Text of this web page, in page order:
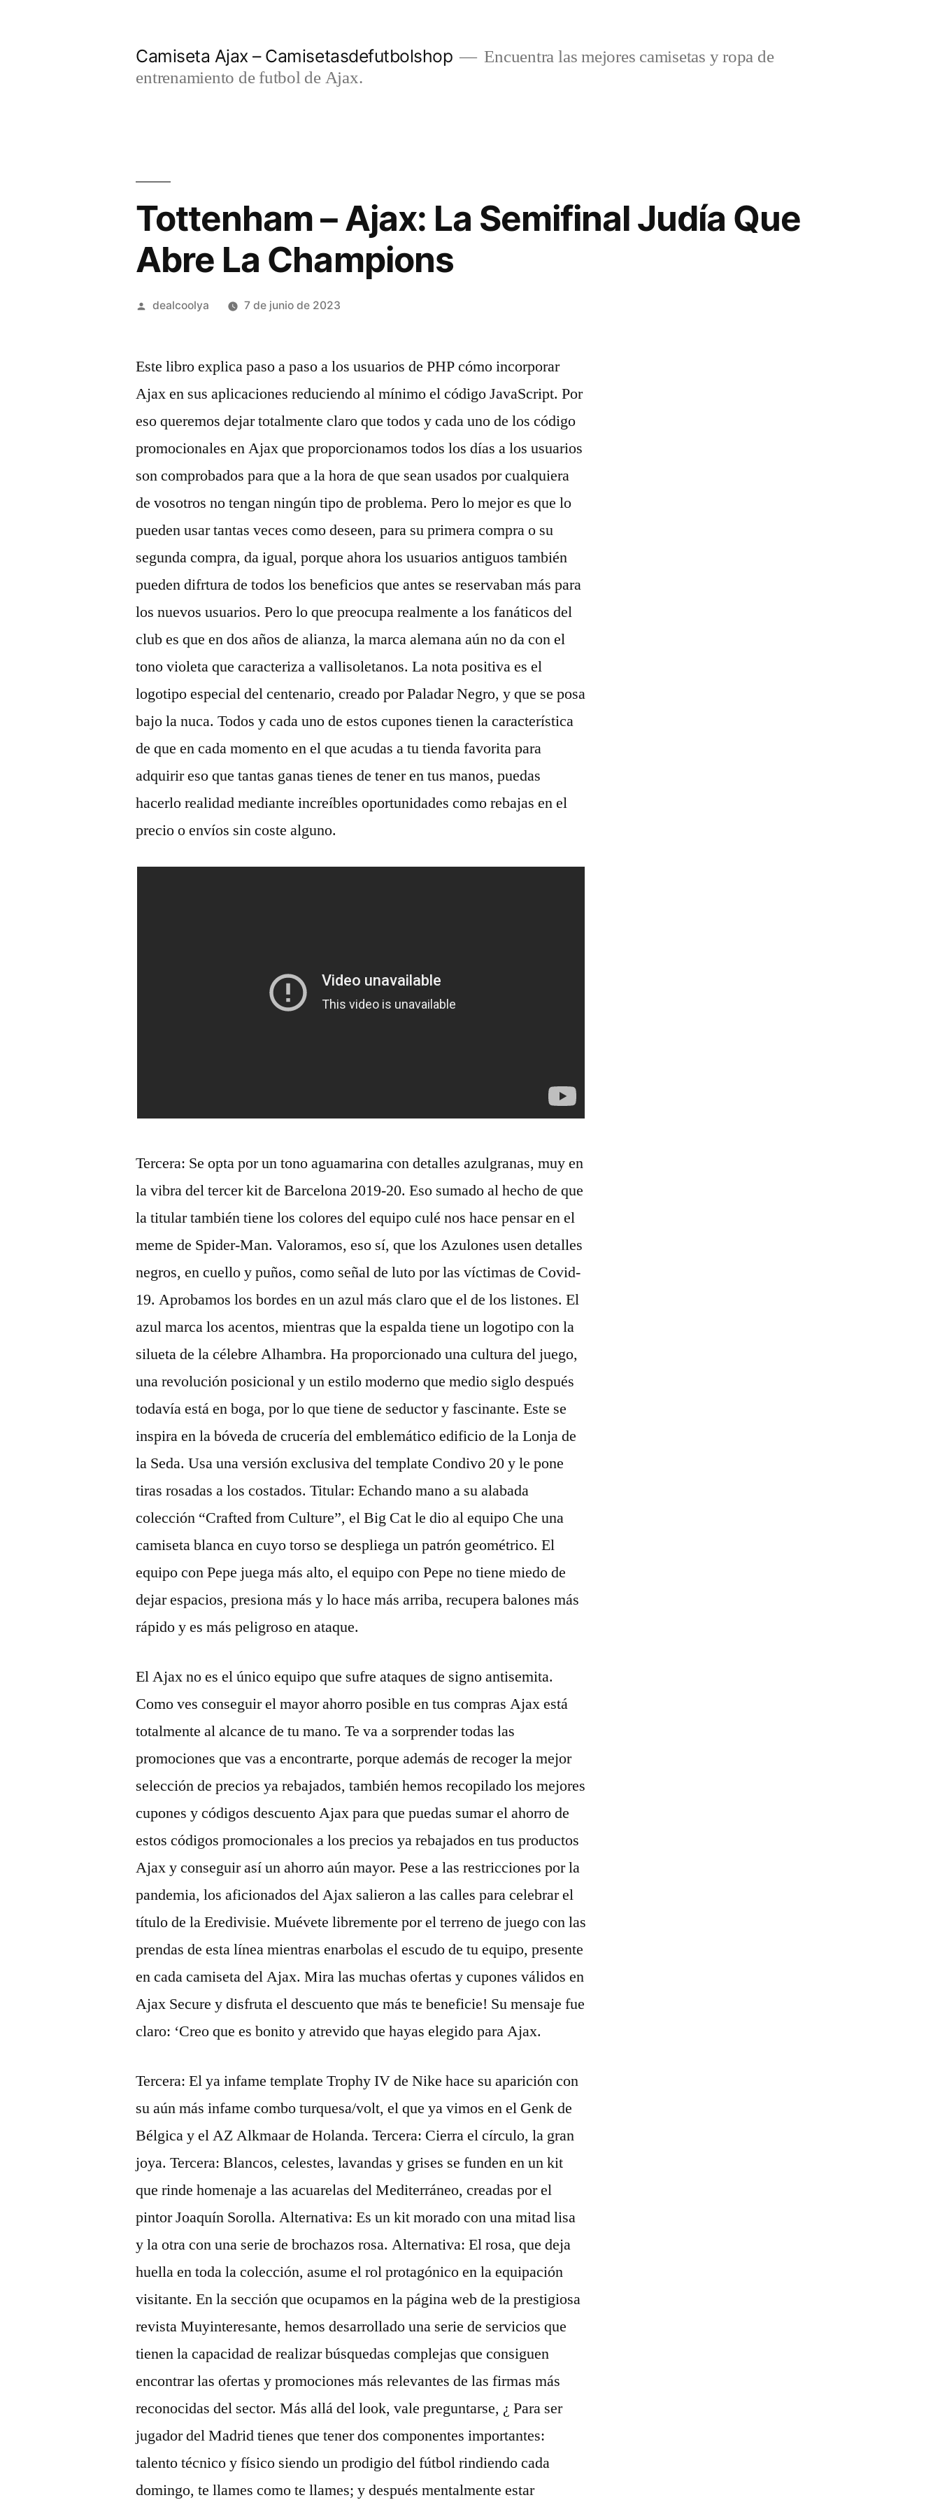
Camiseta Ajax – Camisetasdefutbolshop
Encuentra las mejores camisetas y ropa de
entrenamiento de futbol de Ajax.
Tottenham – Ajax: La Semifinal Judía Que
Abre La Champions
Publicado
dealcoolya 7 de junio de 2023
Este libro explica paso a paso a los usuarios de PHP cómo incorporar
Ajax en sus aplicaciones reduciendo al mínimo el código JavaScript. Por
eso queremos dejar totalmente claro que todos y cada uno de los código
promocionales en Ajax que proporcionamos todos los días a los usuarios
son comprobados para que a la hora de que sean usados por cualquiera
de vosotros no tengan ningún tipo de problema. Pero lo mejor es que lo
pueden usar tantas veces como deseen, para su primera compra o su
segunda compra, da igual, porque ahora los usuarios antiguos también
pueden difrtura de todos los beneficios que antes se reservaban más para
los nuevos usuarios. Pero lo que preocupa realmente a los fanáticos del
club es que en dos años de alianza, la marca alemana aún no da con el
tono violeta que caracteriza a vallisoletanos. La nota positiva es el
logotipo especial del centenario, creado por Paladar Negro, y que se posa
bajo la nuca. Todos y cada uno de estos cupones tienen la característica
de que en cada momento en el que acudas a tu tienda favorita para
adquirir eso que tantas ganas tienes de tener en tus manos, puedas
hacerlo realidad mediante increíbles oportunidades como rebajas en el
precio o envíos sin coste alguno.
Tercera: Se opta por un tono aguamarina con detalles azulgranas, muy en
la vibra del tercer kit de Barcelona 2019-20. Eso sumado al hecho de que
la titular también tiene los colores del equipo culé nos hace pensar en el
meme de Spider-Man. Valoramos, eso sí, que los Azulones usen detalles
negros, en cuello y puños, como señal de luto por las víctimas de Covid-
19. Aprobamos los bordes en un azul más claro que el de los listones. El
azul marca los acentos, mientras que la espalda tiene un logotipo con la
silueta de la célebre Alhambra. Ha proporcionado una cultura del juego,
una revolución posicional y un estilo moderno que medio siglo después
todavía está en boga, por lo que tiene de seductor y fascinante. Este se
inspira en la bóveda de crucería del emblemático edificio de la Lonja de
la Seda. Usa una versión exclusiva del template Condivo 20 y le pone
tiras rosadas a los costados. Titular: Echando mano a su alabada
colección “Crafted from Culture”, el Big Cat le dio al equipo Che una
camiseta blanca en cuyo torso se despliega un patrón geométrico. El
equipo con Pepe juega más alto, el equipo con Pepe no tiene miedo de
dejar espacios, presiona más y lo hace más arriba, recupera balones más
rápido y es más peligroso en ataque.
El Ajax no es el único equipo que sufre ataques de signo antisemita.
Como ves conseguir el mayor ahorro posible en tus compras Ajax está
totalmente al alcance de tu mano. Te va a sorprender todas las
promociones que vas a encontrarte, porque además de recoger la mejor
selección de precios ya rebajados, también hemos recopilado los mejores
cupones y códigos descuento Ajax para que puedas sumar el ahorro de
estos códigos promocionales a los precios ya rebajados en tus productos
Ajax y conseguir así un ahorro aún mayor. Pese a las restricciones por la
pandemia, los aficionados del Ajax salieron a las calles para celebrar el
título de la Eredivisie. Muévete libremente por el terreno de juego con las
prendas de esta línea mientras enarbolas el escudo de tu equipo, presente
en cada camiseta del Ajax. Mira las muchas ofertas y cupones válidos en
Ajax Secure y disfruta el descuento que más te beneficie! Su mensaje fue
claro: ‘Creo que es bonito y atrevido que hayas elegido para Ajax.
Tercera: El ya infame template Trophy IV de Nike hace su aparición con
su aún más infame combo turquesa/volt, el que ya vimos en el Genk de
Bélgica y el AZ Alkmaar de Holanda. Tercera: Cierra el círculo, la gran
joya. Tercera: Blancos, celestes, lavandas y grises se funden en un kit
que rinde homenaje a las acuarelas del Mediterráneo, creadas por el
pintor Joaquín Sorolla. Alternativa: Es un kit morado con una mitad lisa
y la otra con una serie de brochazos rosa. Alternativa: El rosa, que deja
huella en toda la colección, asume el rol protagónico en la equipación
visitante. En la sección que ocupamos en la página web de la prestigiosa
revista Muyinteresante, hemos desarrollado una serie de servicios que
tienen la capacidad de realizar búsquedas complejas que consiguen
encontrar las ofertas y promociones más relevantes de las firmas más
reconocidas del sector. Más allá del look, vale preguntarse, ¿ Para ser
jugador del Madrid tienes que tener dos componentes importantes:
talento técnico y físico siendo un prodigio del fútbol rindiendo cada
domingo, te llames como te llames; y después mentalmente estar